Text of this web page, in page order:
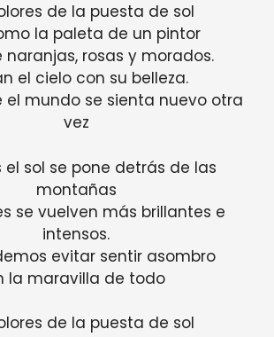
de la puesta de sol
la paleta de un pintor
naranjas, rosas y morados.
el cielo con su belleza.
el mundo se sienta nuevo otra
vez
el sol se pone detrás de las
montañas
se vuelven más brillantes e
intensos.
evitar sentir asombro
la maravilla de todo
de la puesta de sol